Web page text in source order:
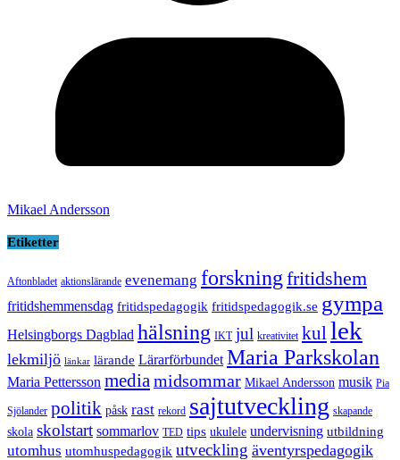
Mikael Andersson
Etiketter
Aftonbladet aktionslärande evenemang forskning fritidshem
fritidshemmensdag fritidspedagogik fritidspedagogik.se gympa
Helsingborgs Dagblad hälsning IKT jul kreativitet kul lek
lekmiljö länkar lärande Lärarförbundet Maria Parkskolan
Maria Pettersson media midsommar Mikael Andersson musik Pia
Sjölander politik påsk rast rekord sajtutveckling skapande
skola skolstart sommarlov TED tips ukulele undervisning utbildning
utomhus utomhuspedagogik utveckling äventyrspedagogik